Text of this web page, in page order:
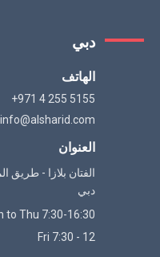
دبي
الهاتف
+971 4 255 5155
info@alsharid.com
العنوان
الفتان بلازا - طريق
دبي
to Thu 7:30-16:30
Fri 7:30 - 12